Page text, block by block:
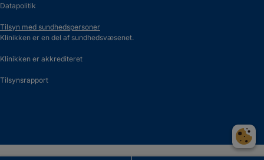
Datapolitik
Tilsyn med sundhedspersoner
Klinikken er en del af sundhedsvæsenet.
Klinikken er akkrediteret
Tilsynsrapport